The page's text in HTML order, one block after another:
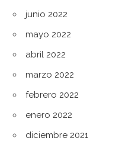
junio 2022
mayo 2022
abril 2022
marzo 2022
febrero 2022
enero 2022
diciembre 2021